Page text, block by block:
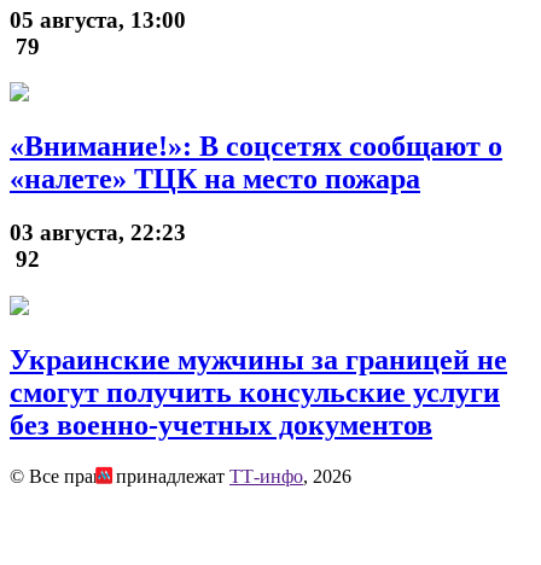
05 августа, 13:00
79
«Внимание!»: В соцсетях сообщают о
«налете» ТЦК на место пожара
03 августа, 22:23
92
Украинские мужчины за границей не
смогут получить консульские услуги
без военно-учетных документов
© Все права принадлежат ТТ-инфо, 2026